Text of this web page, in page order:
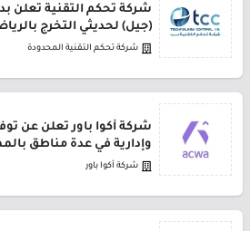
شركة تحكم التقنية تعلن
(جيل) لحديثي التخرج
شركة تحكم التقنية المحدودة
شركة أكوا باور تعلن عن
وإدارية في عدة مناطق
شركة أكوا باور